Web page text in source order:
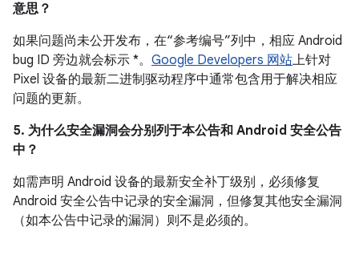
意思？
如果问题尚未公开发布，在“参考编号”列中，相应 Android
bug ID 旁边就会标示 *。 Google Developers 网站上针对
Pixel 设备的最新二进制驱动程序中通常包含用于解决相应
问题的更新。
5. 为什么安全漏洞会分别列于本公告和 Android 安全公告
中？
如需声明 Android 设备的最新安全补丁级别，必须修复
Android 安全公告中记录的安全漏洞，但修复其他安全漏洞
（如本公告中记录的漏洞）则不是必须的。